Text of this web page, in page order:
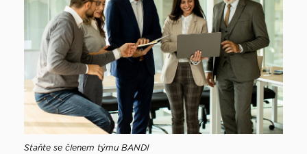
Staňte se členem týmu BANDI